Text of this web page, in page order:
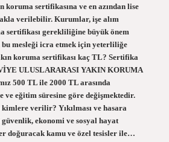
koruma sertifikasına ve en azından lise
verilebilir. Kurumlar, işe alım
sertifikası gerekliliğine büyük önem
mesleği icra etmek için yeterliliğe
koruma sertifikası kaç TL? Sertifika
ULUSLARARASI YAKIN KORUMA
500 TL ile 2000 TL arasında
ve eğitim süresine göre değişmektedir.
verilir? Yıkılması ve hasara
ekonomi ve sosyal hayat
doğuracak kamu ve özel tesisler ile…